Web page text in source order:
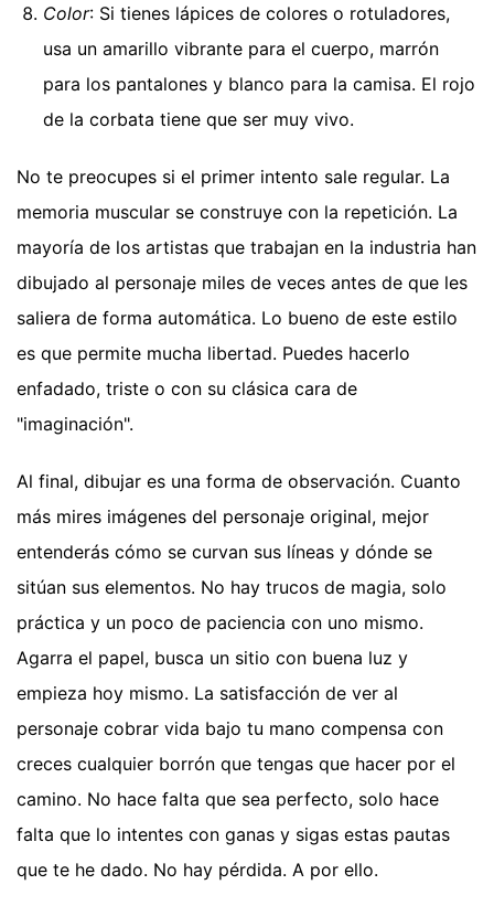
Color: Si tienes lápices de colores o rotuladores,
usa un amarillo vibrante para el cuerpo, marrón
para los pantalones y blanco para la camisa. El rojo
de la corbata tiene que ser muy vivo.
No te preocupes si el primer intento sale regular. La
memoria muscular se construye con la repetición. La
mayoría de los artistas que trabajan en la industria han
dibujado al personaje miles de veces antes de que les
saliera de forma automática. Lo bueno de este estilo
es que permite mucha libertad. Puedes hacerlo
enfadado, triste o con su clásica cara de
"imaginación".
Al final, dibujar es una forma de observación. Cuanto
más mires imágenes del personaje original, mejor
entenderás cómo se curvan sus líneas y dónde se
sitúan sus elementos. No hay trucos de magia, solo
práctica y un poco de paciencia con uno mismo.
Agarra el papel, busca un sitio con buena luz y
empieza hoy mismo. La satisfacción de ver al
personaje cobrar vida bajo tu mano compensa con
creces cualquier borrón que tengas que hacer por el
camino. No hace falta que sea perfecto, solo hace
falta que lo intentes con ganas y sigas estas pautas
que te he dado. No hay pérdida. A por ello.